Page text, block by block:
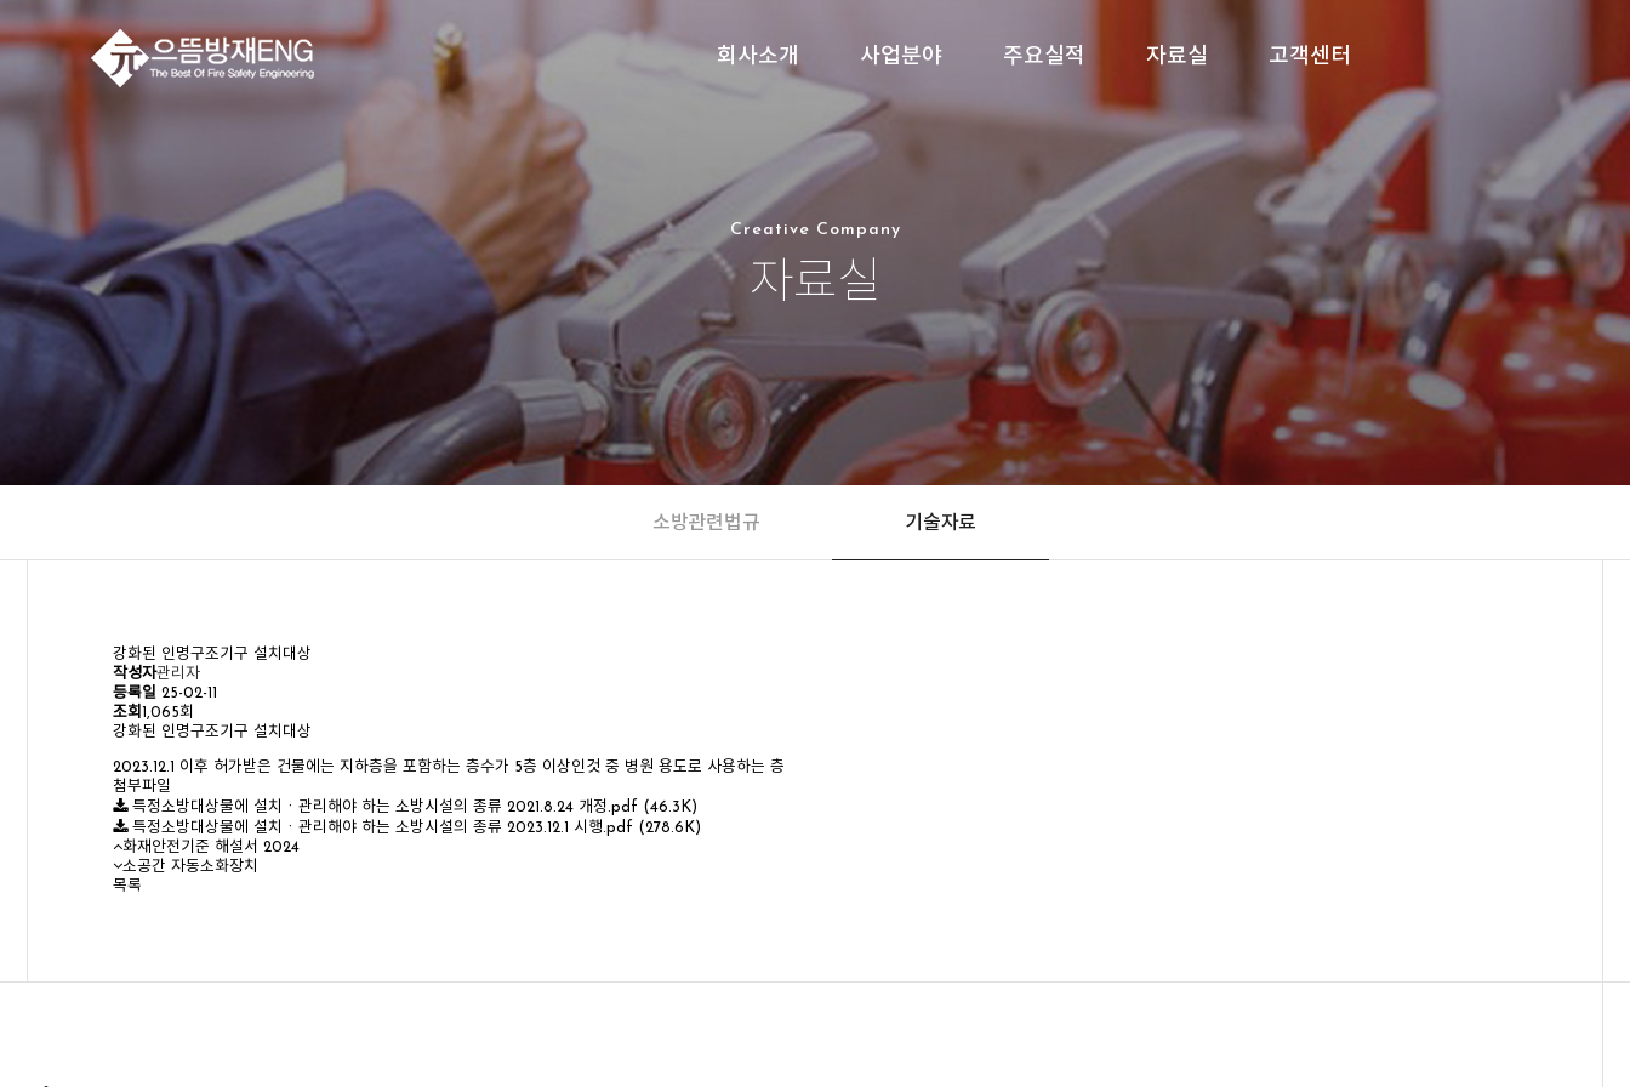
회사소개 사업분야 주요실적 자료실 고객센터
Creative Company
자료실
소방관련법규 기술자료
강화된 인명구조기구 설치대상
작성자관리자
등록일 25-02-11
조회 1,065회
강화된 인명구조기구 설치대상
2023.12.1 이후 허가받은 건물에는 지하층을 포함하는 층수가 5층 이상인것 중 병원 용도로 사용하는 층
첨부파일
특정소방대상물에 설치ㆍ관리해야 하는 소방시설의 종류 2021.8.24 개정.pdf (46.3K)
특정소방대상물에 설치ㆍ관리해야 하는 소방시설의 종류 2023.12.1 시행.pdf (278.6K)
화재안전기준 해설서 2024
소공간 자동소화장치
목록